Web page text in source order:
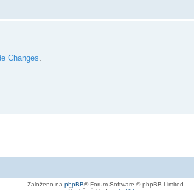
Changes.
Založeno na phpBB® Forum Software © phpBB Limited